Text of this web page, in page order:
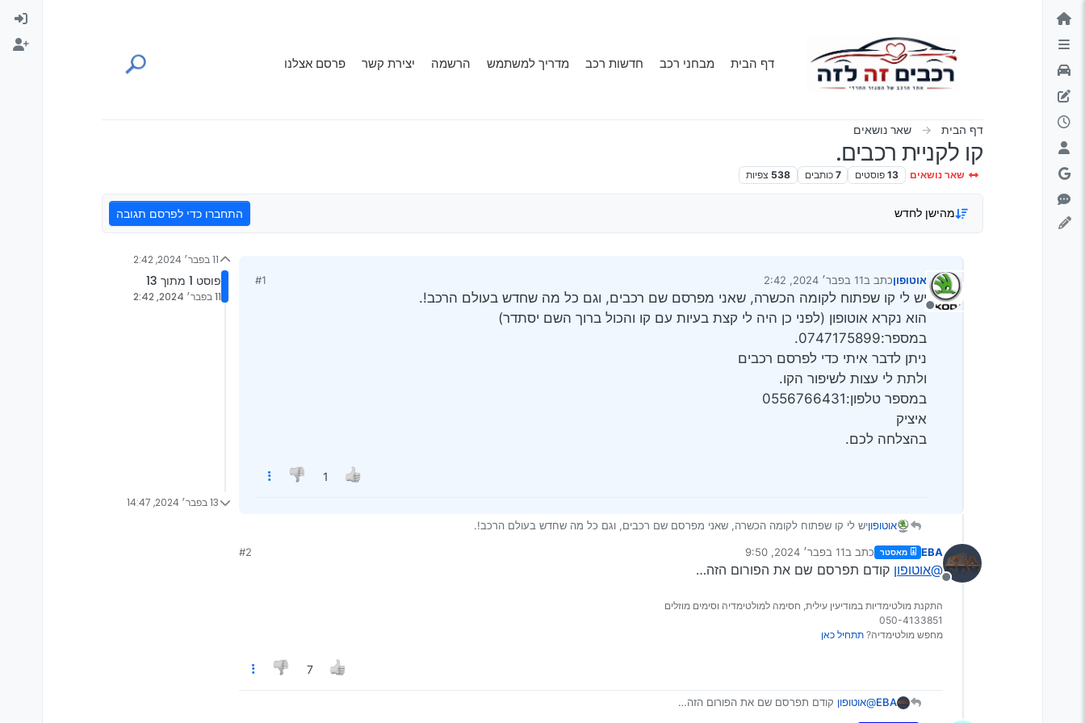
דילוג לתוכן
דף הבית מבחני רכב חדשות רכב מדריך למשתמש הרשמה יצירת קשר פרסם אצלנו
דף הבית שאר נושאים
קו לקניית רכבים.
שאר נושאים 13 פוסטים 7 כותבים 538 צפיות
מהישן לחדש התחברו כדי לפרסם תגובה
מנותק
אוטופוןכתב ב11 בפבר׳ 2024, 2:42
נערך לאחרונה על ידי
#1
יש לי קו שפתוח לקומה הכשרה, שאני מפרסם שם רכבים, וגם כל מה שחדש בעולם הרכב!.
הוא נקרא אוטופון (לפני כן היה לי קצת בעיות עם קו והכול ברוך השם יסתדר)
במספר:0747175899.
ניתן לדבר איתי כדי לפרסם רכבים
ולתת לי עצות לשיפור הקו.
במספר טלפון:0556766431
איציק
בהצלחה לכם.
1
אוטופוןיש לי קו שפתוח לקומה הכשרה, שאני מפרסם שם רכבים, וגם כל מה שחדש בעולם הרכב!.
במספר:0747175899.
ניתן לדבר איתי כדי לפרסם רכבים
במספר טלפון:0556766431
בהצלחה לכם.
מנותק
EBA מאסטר כתב ב11 בפבר׳ 2024, 9:50
נערך לאחרונה על ידי
#2
@אוטופון קודם תפרסם שם את הפורום הזה…
התקנת מולטימדיות במודיעין עילית, חסימה למולטימדיה וסימים מוזלים
050-4133851
מחפש מולטימדיה? תתחיל כאן
7
EBA@אוטופון קודם תפרסם שם את הפורום הזה…
11 בפבר׳ 2024, 2:42
פוסט 1 מתוך 13
11 בפבר׳ 2024, 2:42
13 בפבר׳ 2024, 14:47